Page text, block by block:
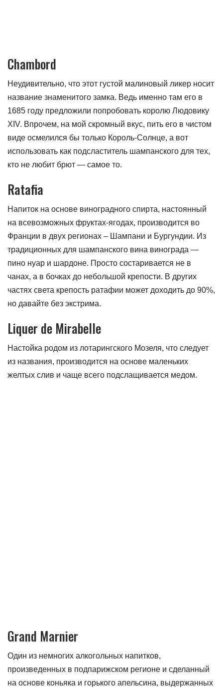
Chambord
Неудивительно, что этот густой малиновый ликер носит
название знаменитого замка. Ведь именно там его в
1685 году предложили попробовать королю Людовику
XIV. Впрочем, на мой скромный вкус, пить его в чистом
виде осмелился бы только Король-Солнце, а вот
использовать как подсластитель шампанского для тех,
кто не любит брют — самое то.
Ratafia
Напиток на основе виноградного спирта, настоянный
на всевозможных фруктах-ягодах, производится во
Франции в двух регионах – Шампани и Бургундии. Из
традиционных для шампанского вина винограда —
пино нуар и шардоне. Просто состаривается не в
чанах, а в бочках до небольшой крепости. В других
частях света крепость ратафии может доходить до 90%,
но давайте без экстрима.
Liquer de Mirabelle
Настойка родом из лотарингского Мозеля, что следует
из названия, производится на основе маленьких
желтых слив и чаще всего подслащивается медом.
Grand Marnier
Один из немногих алкогольных напитков,
произведенных в подпарижском регионе и сделанный
на основе коньяка и горького апельсина, выдержанных